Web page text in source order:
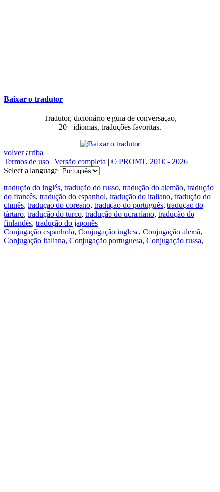
Baixar o tradutor
Tradutor, dicionário e guia de conversação,
20+ idiomas, traduções favoritas.
volver arriba
Termos de uso | Versão completa | © PROMT, 2010 - 2026
Select a language
tradução do inglés, tradução do russo, tradução do alemão, tradução
do francês, tradução do espanhol, tradução do italiano, tradução do
chinês, tradução do coreano, tradução do português, tradução do
tártaro, tradução do turco, tradução do ucraniano, tradução do
finlandês, tradução do japonês
Conjugação espanhola, Conjugação inglesa, Conjugação alemã,
Conjugação italiana, Conjugação portuguesa, Conjugação russa,